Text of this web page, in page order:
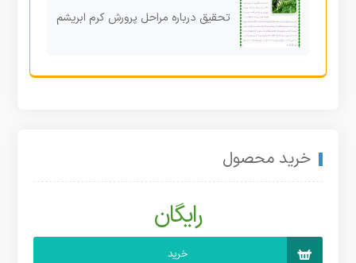
تحقیق درباره مراحل پرورش کرم ابریشم
خرید محصول
رایگان
خرید